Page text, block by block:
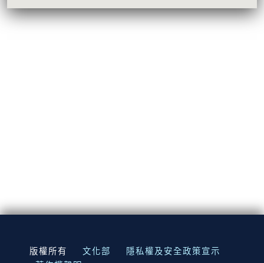
:::
版權所有 文化部
隱私權及安全政策宣示